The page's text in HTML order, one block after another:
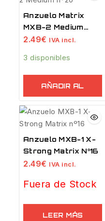
Anzuelo Matrix
MXB-2 Medium
Nº20
2.49€ IVA incl.
3 disponibles
AÑADIR AL
CARRITO
Anzuelo MXB-1 X-
Strong Matrix Nº16
2.49€ IVA incl.
Fuera de Stock
LEER MÁS